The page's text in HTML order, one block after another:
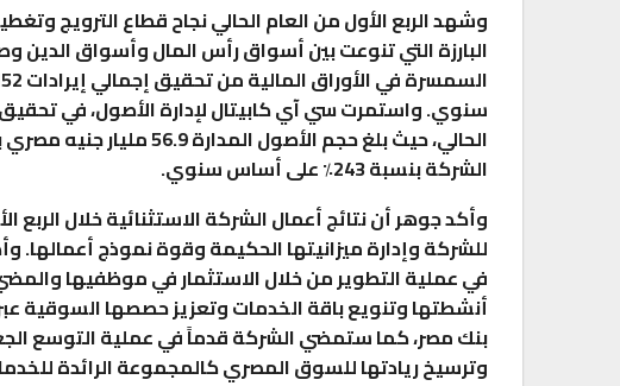
وشهد الربع الأول من العام الحالي نجاح قطاع الترويج
البارزة التي تنوعت بين أسواق رأس المال وأسواق
سنوي. واستمرت سي آي كابيتال لإدارة الأصول، في تحقيق
الشركة بنسبة 243٪ على أساس سنوي.
للشركة وإدارة ميزانيتها الحكيمة وقوة نموذج
في عملية التطوير من خلال الاستثمار في موظفيها
أنشطتها وتنويع باقة الخدمات وتعزيز حصصها السوقية
بنك مصر، كما ستمضي الشركة قدماً في عملية التوسع
وترسيخ ريادتها للسوق المصري كالمجموعة الرائدة